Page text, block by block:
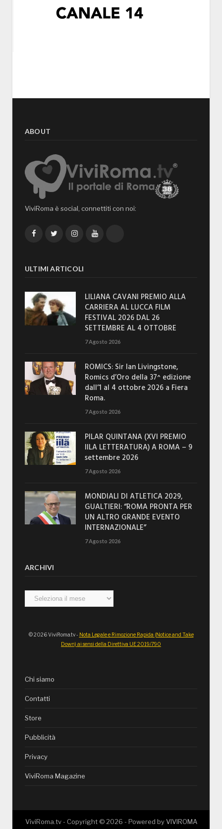
ABOUT
ViviRoma è social, connettiti con noi:
FacebookTwitterInstagramYouTube
ULTIMI ARTICOLI
LILIANA CAVANI PREMIO ALLA
CARRIERA AL LUCCA FILM
FESTIVAL 2026 DAL 26
SETTEMBRE AL 4 OTTOBRE
7 Agosto 2026
ROMICS: Sir Ian Livingstone,
Romics d’Oro della 37^ edizione
dall’1 al 4 ottobre 2026 a Fiera
Roma.
7 Agosto 2026
PILAR QUINTANA (XVI PREMIO
IILA LETTERATURA) A ROMA – 9
settembre 2026
7 Agosto 2026
MONDIALI DI ATLETICA 2029,
GUALTIERI: “ROMA PRONTA PER
UN ALTRO GRANDE EVENTO
INTERNAZIONALE”
7 Agosto 2026
ARCHIVI
Archivi
© 2026 ViviRoma.tv - Nota Legale e Rimozione Rapida (Notice and Take
Down) ai sensi della Direttiva UE 2019/790
Chi siamo
Contatti
Store
Pubblicità
Privacy
ViviRoma Magazine
ViviRoma.tv - Copyright © 2026 - Powered byVIVIROMA